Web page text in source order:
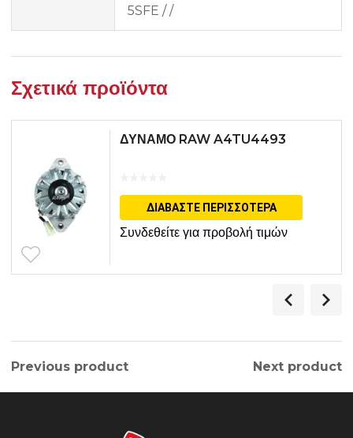
5SFE / /
Σχετικά προϊόντα
ΔΥΝΑΜΟ RAW A4TU4493
ΔΙΑΒΆΣΤΕ ΠΕΡΙΣΣΌΤΕΡΑ
Συνδεθείτε για προβολή τιμών
Previous product Next product